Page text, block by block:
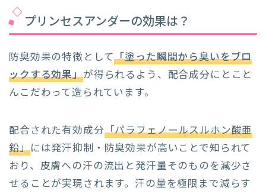
プリンセスアンダーの効果は？
防臭効果の特徴として「塗った瞬間から臭いをブロ
ックする効果」が得られるよう、配合成分にとこと
んこだわって造られています。
配合された有効成分「パラフェノールスルホン酸亜
鉛」には発汗抑制・防臭効果が高いことで知られて
おり、皮膚への汗の流出と発汗量そのものを減少さ
せることが実現されます。汗の量を極限まで減らす